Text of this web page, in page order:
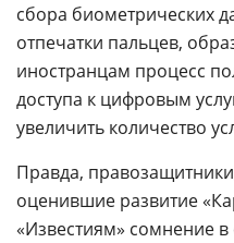
сбора биометрических
отпечатки пальцев,
иностранцам процесс
доступа к цифровым
увеличить количество
Правда,
оценившие развитие
«Известиям» сомнение